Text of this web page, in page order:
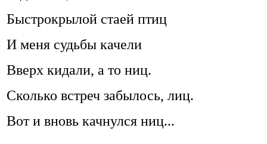
Быстрокрылой стаей птиц
И меня судьбы качели
Вверх кидали, а то ниц.
Сколько встреч забылось, лиц.
Вот и вновь качнулся ниц...